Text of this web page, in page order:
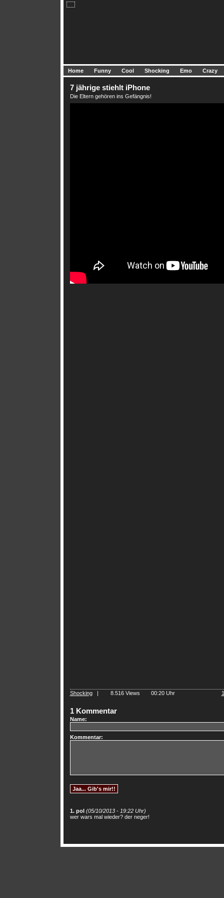
Home Funny Cool Shocking Emo Crazy
7 jährige stiehlt iPhone
Die Eltern gehören ins Gefängnis!
Shocking| 8.516 Views 00:20 Uhr
1 Kommentar
Name:
Kommentar:
1. pol (05/10/2013 - 19:22 Uhr)
wer wars mal wieder? der neger!